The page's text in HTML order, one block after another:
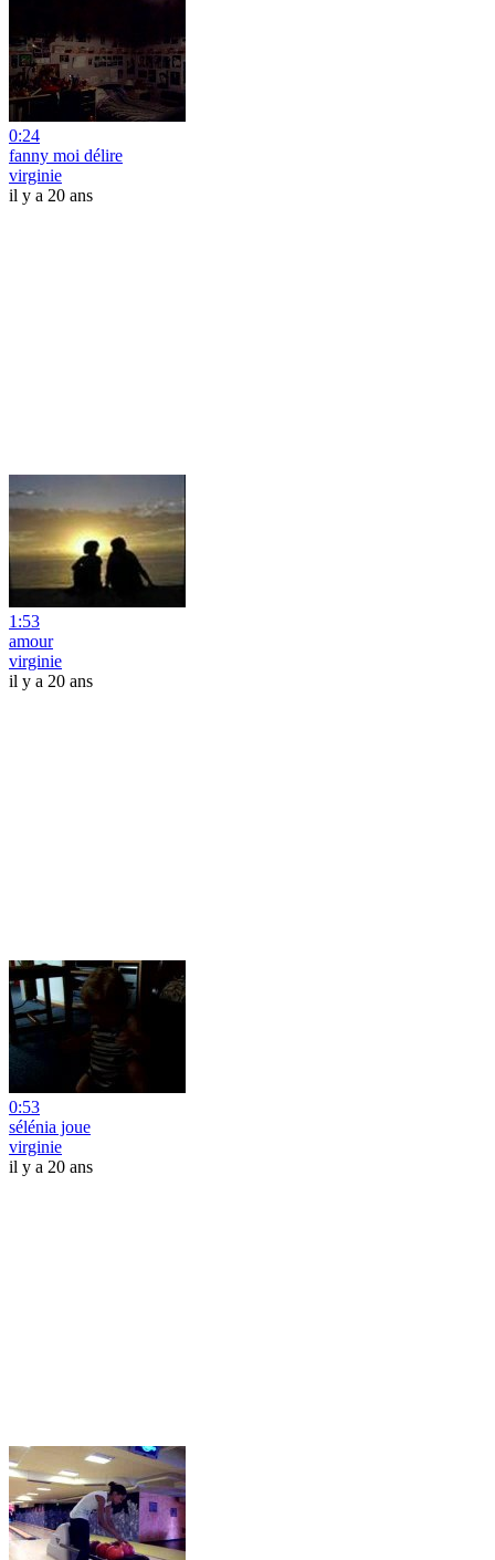
0:24
fanny moi délire
virginie
il y a 20 ans
1:53
amour
virginie
il y a 20 ans
0:53
sélénia joue
virginie
il y a 20 ans